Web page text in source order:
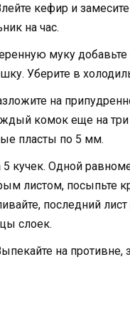
кефир и
на час.
муку добавьте
Уберите в
на
комок еще на
пласты по 5 мм.
кучек. Одной
листом, посыпьте
последний
слоек.
на противне,